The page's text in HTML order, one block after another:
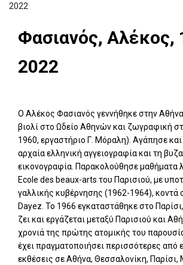
2022
Φασιανός, Αλέκος,
2022
Ο Αλέκος Φασιανός γεννήθηκε στην
βιολί στο Ωδείο Αθηνών και ζωγραφική
1960, εργαστήριο Γ. Μόραλη). Αγάπησε
αρχαία ελληνική αγγειογραφία και τη
εικονογραφία. Παρακολούθησε μαθήματα
Ecole des beaux-arts του Παρισιού, με
γαλλικής κυβέρνησης (1962-1964), κοντά
Dayez. Το 1966 εγκαταστάθηκε στο
ζει και εργάζεται μεταξύ Παρισιού και
χρονιά της πρώτης ατομικής του
έχει πραγματοποιήσει περισσότερες από
εκθέσεις σε Αθήνα, Θεσσαλονίκη,